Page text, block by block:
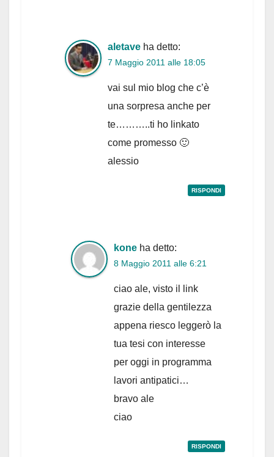
aletave ha detto:
7 Maggio 2011 alle 18:05
vai sul mio blog che c’è
una sorpresa anche per
te………..ti ho linkato
come promesso 🙂
alessio
RISPONDI
kone ha detto:
8 Maggio 2011 alle 6:21
ciao ale, visto il link
grazie della gentilezza
appena riesco leggerò la
tua tesi con interesse
per oggi in programma
lavori antipatici…
bravo ale
ciao
RISPONDI